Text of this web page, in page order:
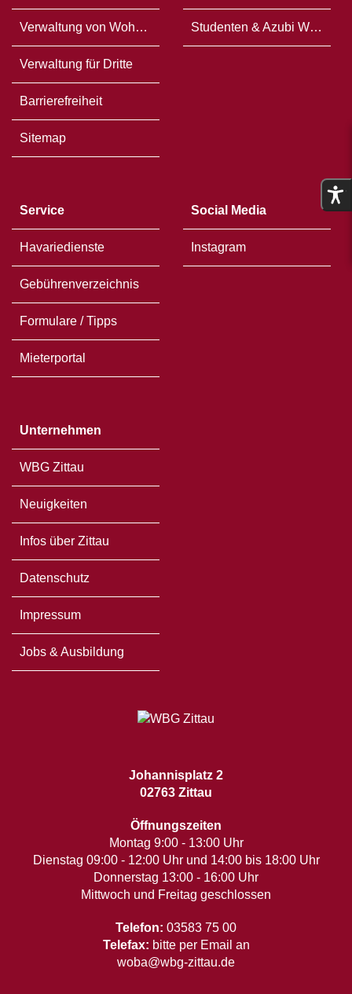
Verwaltung von Wohneigentum
Verwaltung für Dritte
Barrierefreiheit
Sitemap
Studenten & Azubi WG`s
Unternehmen
WBG Zittau
Neuigkeiten
Infos über Zittau
Datenschutz
Impressum
Jobs & Ausbildung
Service
Havariedienste
Gebührenverzeichnis
Formulare / Tipps
Mieterportal
Social Media
Instagram
Johannisplatz 2
02763 Zittau
Öffnungszeiten
Montag 9:00 - 13:00 Uhr
Dienstag 09:00 - 12:00 Uhr und 14:00 bis 18:00 Uhr
Donnerstag 13:00 - 16:00 Uhr
Mittwoch und Freitag geschlossen
Telefon: 03583 75 00
Telefax: bitte per Email an
woba@wbg-zittau.de